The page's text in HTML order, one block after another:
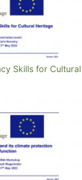
Skills for